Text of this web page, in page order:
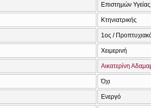
Επιστημών Υγείας
Κτηνιατρικής
1ος /
Χειμερινή
Αικατερίνη
Όχι
Ενεργό